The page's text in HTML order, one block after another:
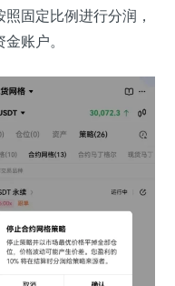
固定比例进行分润，
账户。